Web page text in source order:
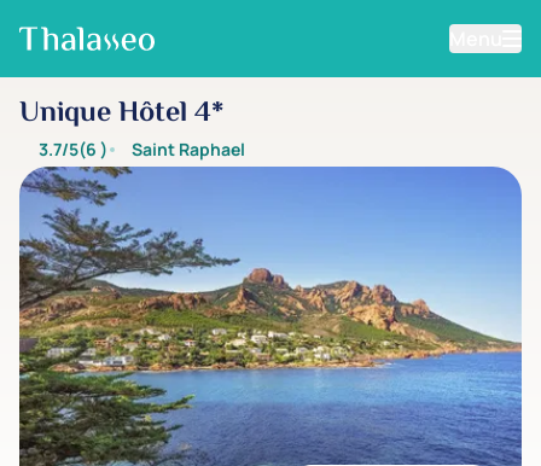
Aller au contenu principal
Unique Hôtel 4*
3.7/5(6 ) Saint Raphael